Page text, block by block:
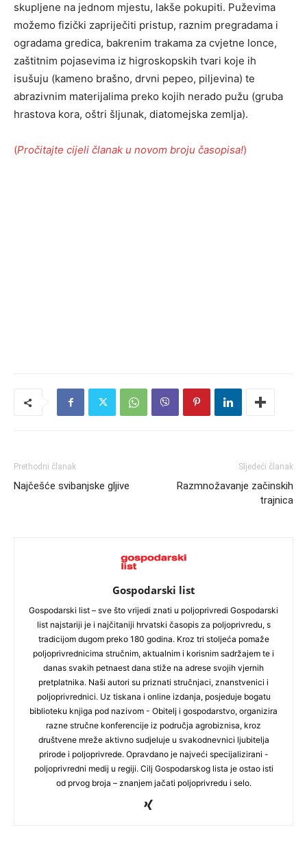
skupljene na jednom mjestu, lakše pokupiti. Puževima
možemo fizički zapriječiti pristup, raznim pregradama i
ogradama gredica, bakrenim trakama za cvjetne lonce,
zaštitnim pojasevima iz higroskopskih tvari koje ih
isušuju (kameno brašno, drvni pepeo, piljevina) te
abrazivnim materijalima preko kojih nerado pužu (gruba
hrastova kora, oštri šljunak, diatomejska zemlja).
(Pročitajte cijeli članak u novom broju časopisa!)
Prethodni članak
Najčešće svibanjske gljive
Sljedeći članak
Razmnožavanje začinskih
trajnica
Gospodarski list
Gospodarski list – sve što vrijedi znati u poljoprivredi Gospodarski
list najstariji je i najčitaniji hrvatski časopis za poljoprivredu, s
tradicijom dugom preko 180 godina. Kroz tri stoljeća pomaže
poljoprivrednicima stručnim, aktualnim i korisnim sadržajem te i
danas svakih petnaest dana stiže na adrese svojih vjernih
pretplatnika. Naši autori su priznati stručnjaci, znanstvenici i
poljoprivrednici. Uz tiskana i online izdanja, posjeduje bogatu
biblioteku knjiga pod nazivom - Obitelj i gospodarstvo, organizira
razne stručne konferencije iz područja agrobiznisa, kroz
društvene mreže aktivno sudjeluje u svakodnevnici ljubitelja
prirode i poljoprivrede. Opravdano je najveći specijalizirani -
poljoprivredni medij u regiji. Cilj Gospodarskog lista je ostao isti
od prvog broja – znanjem jačati poljoprivredu i selo.